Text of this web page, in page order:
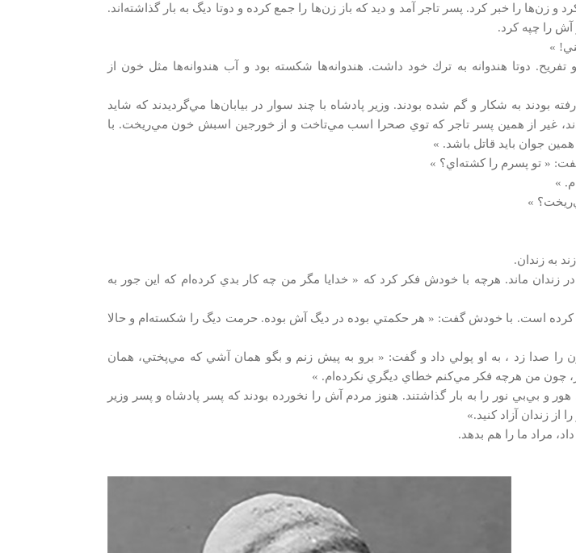
و زن‌ها را خبر كرد. پسر تاجر آمد و ديد كه باز زن‌ها را جمع كرده و دوتا ديگ به بار گذاشته‌اند.
آش را چپه كرد.
»
دوتا هندوانه به ترك خود داشت. هندوانه‌ها شكسته بود و آب هندوانه‌ها مثل خون از
بودند به شكار و گم شده‌ بودند. وزير پادشاه با چند سوار در بيابان‌ها مي‌گرديدند كه شايد
غير از همين پسر تاجر كه توي صحرا اسب مي‌تاخت و از خورجين اسبش خون مي‌ريخت. با
جوان بايد قاتل باشد. »
گفت: « تو پسرم را كشته‌اي؟ »
»
»
به زندان.
در زندان ‌ماند. هرچه با خودش فكر كرد كه « خدايا مگر من چه كار بدي كرده‌ام كه اين جور به
كرده است. با خودش گفت: « هر حكمتي بوده در ديگ آش بوده. حرمت ديگ را شكسته‌ام و حالا
را صدا زد ، به او پولي داد و گفت: « برو به پيش زنم و بگو همان آشي كه مي‌پختي، همان
چون من هرچه فكر مي‌كنم خطاي ديگري نكرده‌ام. »
و بي‌بي نور را به بار گذاشتند. هنوز مردم آش را نخورده‌ بودند كه پسر پادشاه و پسر وزير
از زندان آزاد كنيد.»
مراد ما را هم بدهد.